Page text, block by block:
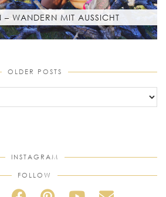
– WANDERN MIT AUSSICHT
OLDER POSTS
INSTAGRAM
FOLLOW